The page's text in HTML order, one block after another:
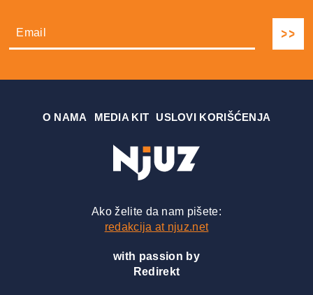
О NAMA MEDIA KIT USLOVI KORIŠĆENJA
Ako želite da nam pišete:
redakcija at njuz.net
with passion by
Redirekt